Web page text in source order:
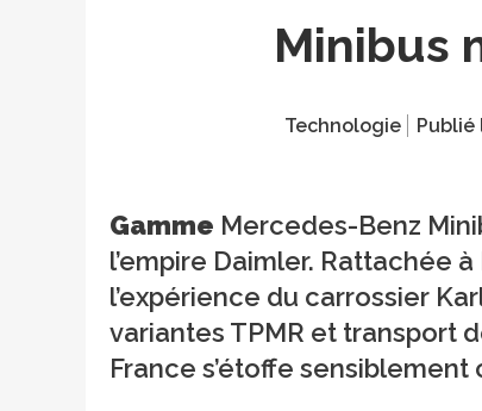
Minibus
Technologie Publié
Gamme Mercedes-Benz
l’empire Daimler. Rattachée
l’expérience du carrossier
variantes TPMR et transport
France s’étoffe